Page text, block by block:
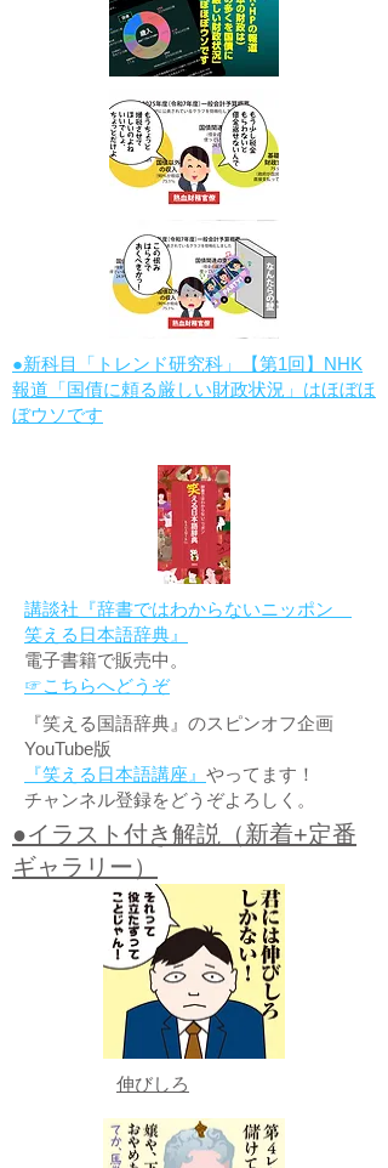
●新科目「トレンド研究科」【第1回】NHK
報道「国債に頼る厳しい財政状況」はほぼほ
ぼウソです
講談社『辞書ではわからないニッポン
笑える日本語辞典』
電子書籍で販売中。
☞こちらへどうぞ
『笑える国語辞典』のスピンオフ企画
YouTube版
『笑える日本語講座』 やってます！
チャンネル登録をどうぞよろしく。
●イラスト付き解説（新着+定番
ギャラリー）
伸びしろ